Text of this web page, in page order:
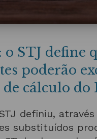
o STJ define
poderão
de cálculo do
definiu, através
substituídos